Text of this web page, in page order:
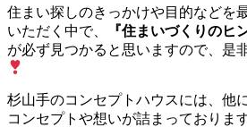
住まい探しのきっかけや目的などを
いただく中で、
『住まいづくりのヒ
が必ず見つかると思いますので、是
杉山手のコンセプトハウスには、他
コンセプトや想いが詰まっておりま